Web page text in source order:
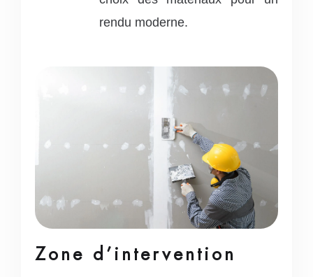
rendu moderne.
Zone d’intervention